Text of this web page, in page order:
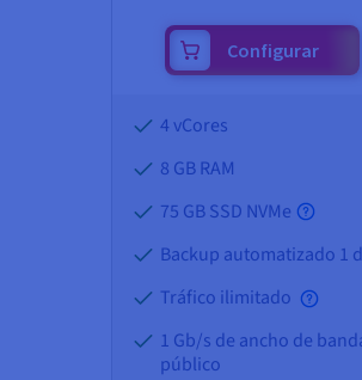
Configurar
4 vCores
8 GBRAM
75 GB SSD NVMe
Backup automatizado 1
Tráfico ilimitado
1 Gb/s de ancho de
público